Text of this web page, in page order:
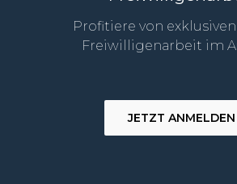
Profitiere von exklusiven
Freiwilligenarbeit im
JETZT ANMELDEN